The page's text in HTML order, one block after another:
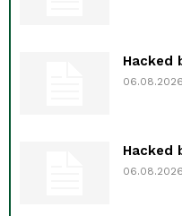
Hacked
06.08.2026
Hacked
06.08.2026